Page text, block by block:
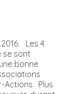
Les 4
se sont
bonne
Actions. Plus